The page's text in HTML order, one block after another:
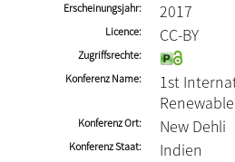
Erscheinungsjahr 2017
Licence CC-BY
Zugriffsrechte
Konferenz Name
1st
Konferenz Ort New Dehli
Konferenz Staat Indien